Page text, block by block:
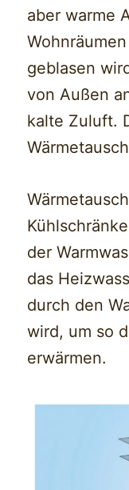
aber warme
geblasen
von Außen
kalte Zuluft.
der
das
durch den
wird, um so
erwärmen.